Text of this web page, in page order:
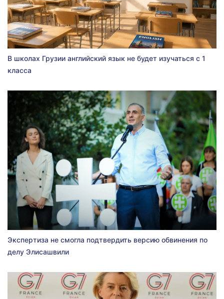
В школах Грузии английский язык не будет изучаться с 1
класса
Экспертиза не смогла подтвердить версию обвинения по
делу Элисашвили